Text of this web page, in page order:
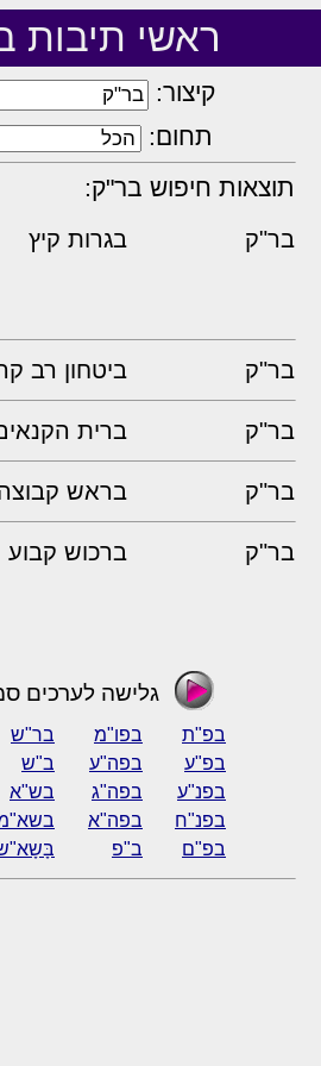
ראשי תיבות
קיצור:
תחום:
תוצאות חיפוש בר"ק:
בר"ק בגרות קיץ
בר"ק ביטחון רב
בר"ק ברית
בר"ק בראש
בר"ק ברכוש קבוע
גלישה לערכים
בפ"ת בפו"מ בר"ש
בפ"ע
בפה"ע ב"ש
בפנ"ע
בפה"ג בש"א
בפנ"ח
בפה"א
בפ"ם
ב"פ